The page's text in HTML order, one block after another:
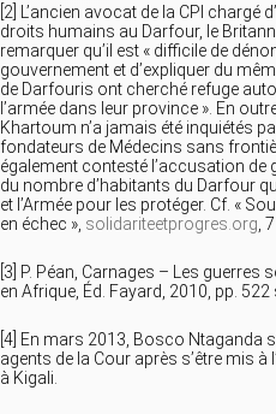
[2] L’ancien avocat de la CPI chargé
droits humains au Darfour, le
remarquer qu’il est « difficile de
gouvernement et d’expliquer du
de Darfouris ont cherché refuge
l’armée dans leur province ». En
Khartoum n’a jamais été inquiétés
fondateurs de Médecins sans
également contesté l’accusation de
du nombre d’habitants du Darfour
et l’Armée pour les protéger. Cf. «
en échec », solidariteetprogres.org ,
[3] P. Péan, Carnages – Les
en Afrique, Éd. Fayard, 2010, pp. 522
[4] En mars 2013, Bosco Ntaganda
agents de la Cour après s’être mis à
à Kigali.